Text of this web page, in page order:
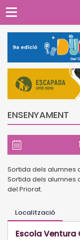
ENSENYAMENT
Sortida dels alumnes
Sortida dels alumnes
del Priorat.
Localització
Escola Ventura